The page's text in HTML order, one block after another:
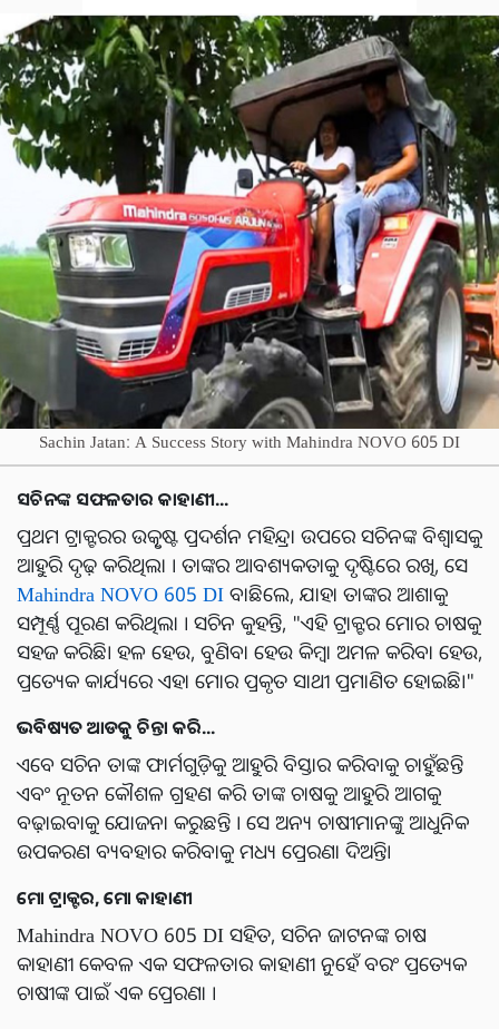
Sachin Jatan: A Success Story with Mahindra NOVO 605 DI
ସଚିନଙ୍କ ସଫଳତାର କାହାଣୀ...
ପ୍ରଥମ ଟ୍ରାକ୍ଟରର ଉତ୍କୃଷ୍ଟ ପ୍ରଦର୍ଶନ ମହିନ୍ଦ୍ରା ଉପରେ ସଚିନଙ୍କ ବିଶ୍ୱାସକୁ
ଆହୁରି ଦୃଢ଼ କରିଥିଲା । ତାଙ୍କର ଆବଶ୍ୟକତାକୁ ଦୃଷ୍ଟିରେ ରଖି, ସେ
Mahindra NOVO 605 DI ବାଛିଲେ, ଯାହା ତାଙ୍କର ଆଶାକୁ
ସମ୍ପୂର୍ଣ୍ଣ ପୂରଣ କରିଥିଲା । ସଚିନ କୁହନ୍ତି, "ଏହି ଟ୍ରାକ୍ଟର ମୋର ଚାଷକୁ
ସହଜ କରିଛି। ହଳ ହେଉ, ବୁଣିବା ହେଉ କିମ୍ବା ଅମଳ କରିବା ହେଉ,
ପ୍ରତ୍ୟେକ କାର୍ଯ୍ୟରେ ଏହା ମୋର ପ୍ରକୃତ ସାଥୀ ପ୍ରମାଣିତ ହୋଇଛି।"
ଭବିଷ୍ୟତ ଆଡକୁ ଚିନ୍ତା କରି...
ଏବେ ସଚିନ ତାଙ୍କ ଫାର୍ମଗୁଡ଼ିକୁ ଆହୁରି ବିସ୍ତାର କରିବାକୁ ଚାହୁଁଛନ୍ତି
ଏବଂ ନୂତନ କୌଶଳ ଗ୍ରହଣ କରି ତାଙ୍କ ଚାଷକୁ ଆହୁରି ଆଗକୁ
ବଢ଼ାଇବାକୁ ଯୋଜନା କରୁଛନ୍ତି । ସେ ଅନ୍ୟ ଚାଷୀମାନଙ୍କୁ ଆଧୁନିକ
ଉପକରଣ ବ୍ୟବହାର କରିବାକୁ ମଧ୍ୟ ପ୍ରେରଣା ଦିଅନ୍ତି।
ମୋ ଟ୍ରାକ୍ଟର, ମୋ କାହାଣୀ
Mahindra NOVO 605 DI ସହିତ, ସଚିନ ଜାଟନଙ୍କ ଚାଷ
କାହାଣୀ କେବଳ ଏକ ସଫଳତାର କାହାଣୀ ନୁହେଁ ବରଂ ପ୍ରତ୍ୟେକ
ଚାଷୀଙ୍କ ପାଇଁ ଏକ ପ୍ରେରଣା ।